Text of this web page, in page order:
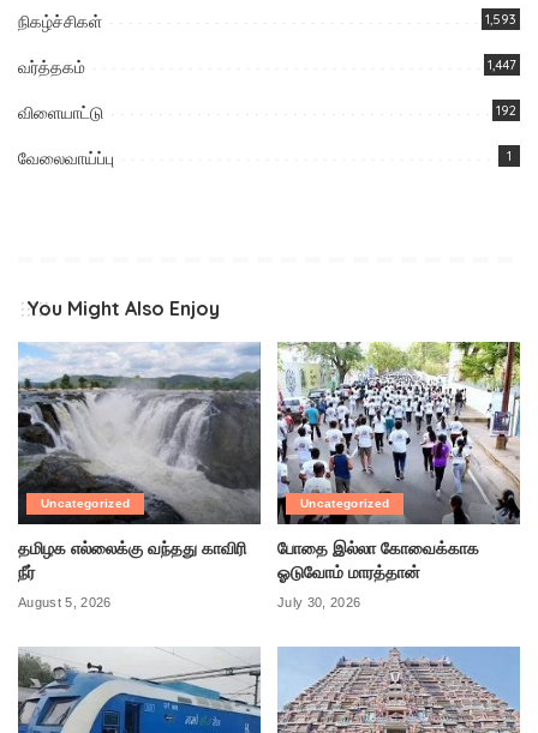
நிகழ்ச்சிகள் 1,593
வர்த்தகம் 1,447
விளையாட்டு 192
வேலைவாய்ப்பு 1
You Might Also Enjoy
Uncategorized
தமிழக எல்லைக்கு வந்தது காவிரி
நீர்
August 5, 2026
Uncategorized
போதை இல்லா கோவைக்காக
ஓடுவோம் மாரத்தான்
July 30, 2026